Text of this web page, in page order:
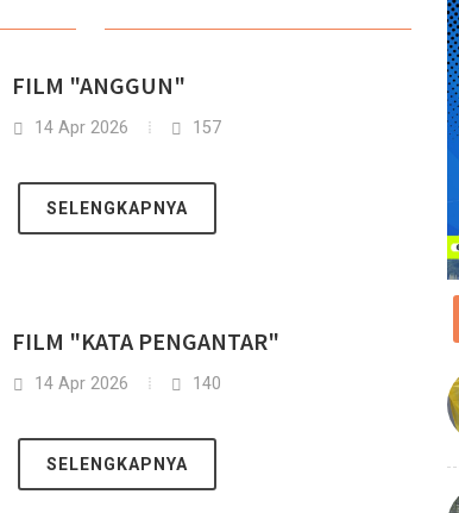
FILM "ANGGUN"
14 Apr 2026 157
SELENGKAPNYA
FILM "KATA PENGANTAR"
14 Apr 2026 140
SELENGKAPNYA